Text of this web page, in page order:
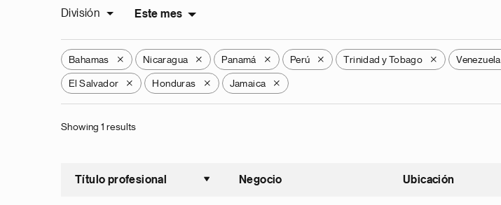
División Este mes
Bahamas X Nicaragua X Panamá X Perú X Trinidad y Tobago X Venezuela
El Salvador X Honduras X Jamaica X
Showing 1 results
Título profesional
Ordenar ascendente
Negocio Ubicación